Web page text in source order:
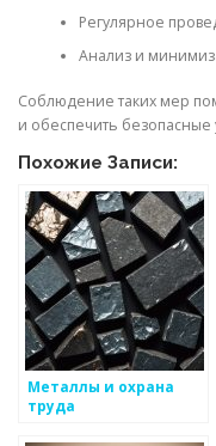
Регулярное
Анализ и
Соблюдение таких мер
и обеспечить безопасные
Похожие Записи:
Металлы и охрана
труда